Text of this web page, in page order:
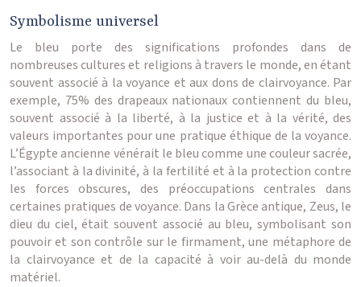
Symbolisme universel
Le bleu porte des significations profondes dans de
nombreuses cultures et religions à travers le monde, en étant
souvent associé à la voyance et aux dons de clairvoyance. Par
exemple, 75% des drapeaux nationaux contiennent du bleu,
souvent associé à la liberté, à la justice et à la vérité, des
valeurs importantes pour une pratique éthique de la voyance.
L’Égypte ancienne vénérait le bleu comme une couleur sacrée,
l’associant à la divinité, à la fertilité et à la protection contre
les forces obscures, des préoccupations centrales dans
certaines pratiques de voyance. Dans la Grèce antique, Zeus, le
dieu du ciel, était souvent associé au bleu, symbolisant son
pouvoir et son contrôle sur le firmament, une métaphore de
la clairvoyance et de la capacité à voir au-delà du monde
matériel.